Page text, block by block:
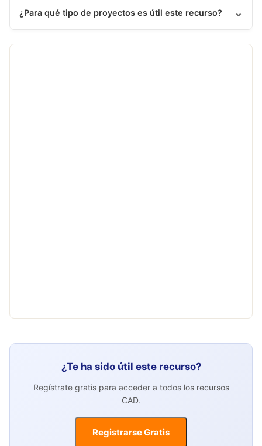
¿Para qué tipo de proyectos es útil este recurso? ⌄
¿Te ha sido útil este recurso?
Regístrate gratis para acceder a todos los recursos
CAD.
Registrarse Gratis